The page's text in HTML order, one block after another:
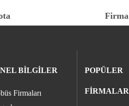
Firma
BİLGİLER
Firmaları
POPÜLER
FİRMALAR